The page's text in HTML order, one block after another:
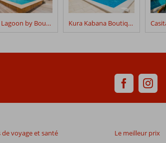
Pink Lagoon by Boutique Bonaire Unique Resorts Kura Kabana Boutique Resort
voyage et santé
Le meilleur prix